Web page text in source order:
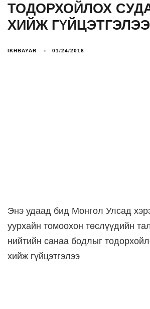
ТОДОРХОЙЛОХ
ХИЙЖ
IKHBAYAR 01/24/2018
Энэ удаад бид Монгол Улсад
уурхайн томоохон төслүүдийн
нийтийн санаа бодлыг
хийж гүйцэтгэлээ